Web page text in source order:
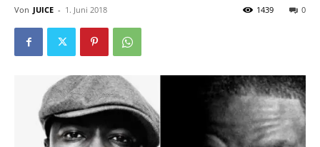
Von JUICE - 1. Juni 2018 0
1439